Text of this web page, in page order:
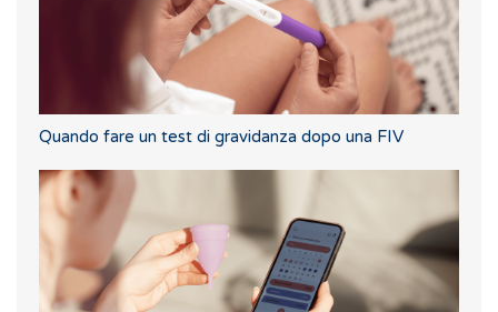
Quando fare un test di gravidanza dopo una FIV